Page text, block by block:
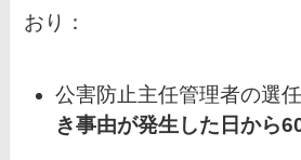
おり：
公害防止主任管理者の選
き事由が発生した日から